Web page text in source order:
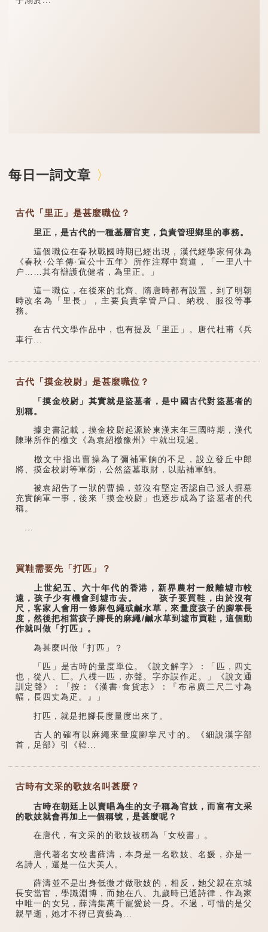
每日一詞文章
古代「里正」是甚麼職位？
里正，是古代的一種基層官吏，負責管理鄉里的事務。
這個職位在春秋戰國時期已經出現，漢代經學家何休為
《春秋·公羊傳·宣公十五年》所作注釋中寫道，「一里八十
户……其有辯護伉健者，為里正。」
這一職位，在後來的北齊、隋唐時都有設置，到了明朝
時改名為「里長」，主要負責掌管戶口、納稅、服役等事
務。
在古代文學作品中，也有提及「里正」。唐代杜甫《兵
車行...
古代「摸金校尉」是甚麼職位？
「摸金校尉」其實就是盜墓者，是中國古代對盜墓者的
別稱。
據史書記載，摸金校尉起源於東漢末年三國時期，漢代
陳琳所作的檄文《為袁紹檄豫州》中就出現過。
檄文中指出曹操為了彌補軍餉的不足，設立發丘中郎
將、摸金校尉等軍銜，公然盜墓取財，以貼補軍餉。
被袁紹告了一狀的曹操，並沒有堅定否認自己派人掘墓
充實餉軍一事，後來「摸金校尉」也逐步成為了盜墓者的代
稱。
買鞋需要先「打匹」？
上世紀五、六十年代的香港，新界農村一般離墟市較
遠，孩子少有機會到墟市去。 孩子要買鞋，由於沒有
尺，客家人會用一條麻包繩或鹹水草，來量度孩子的腳掌長
度，然後把相當孩子腳長的麻繩/鹹水草到墟市買鞋，這個動
作就叫做「打匹」。
為甚麼叫做「打匹」？
「匹」是古時的量度單位。《說文解字》：「匹，四丈
也，從八、匸。八楪一匹，亦聲。字亦誤作疋。」《說文通
訓定聲》：「按：《漢書·食貨志》：『布帛廣二尺二寸為
幅，長四丈為疋。』」
打匹，就是把腳長度量度出來了。
古人的確有以麻繩來量度腳掌尺寸的。《細說漢字部
首，足部》引《韓...
古時有文采的歌妓名叫甚麼？
古時在朝廷上以賣唱為生的女子稱為官妓，而富有文采
的歌妓就會再加上一個稱號，是甚麼呢？
在唐代，有文采的的歌妓被稱為「女校書」。
唐代著名女校書薛濤，本身是一名歌妓、名媛，亦是一
名詩人，還是一位大美人。
薛濤並不是出身低微才做歌妓的，相反，她父親在京城
長安當官，學識淵博，而她在八、九歲時已通詩律，作為家
中唯一的女兒，薛濤集萬千寵愛於一身。不過，可惜的是父
親早逝，她才不得已賣藝為...